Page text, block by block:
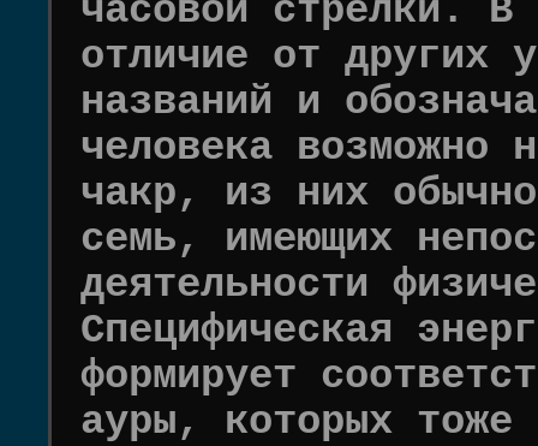
часовой стрелки. В
отличие от других
названий и
человека возможно
чакр, из них
семь, имеющих
деятельности
Специфическая
формирует
ауры, которых тоже